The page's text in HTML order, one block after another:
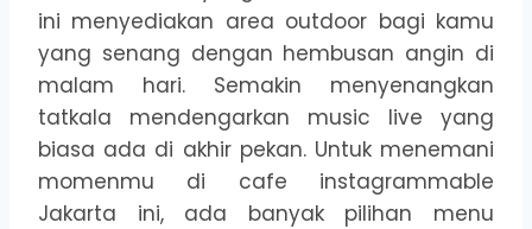
ini menyediakan area outdoor bagi kamu
yang senang dengan hembusan angin di
malam hari. Semakin menyenangkan
tatkala mendengarkan music live yang
biasa ada di akhir pekan. Untuk menemani
momenmu di cafe instagrammable
Jakarta ini, ada banyak pilihan menu